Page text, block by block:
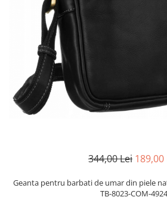
344,00 Lei 189,00
Geanta pentru barbati de umar din piele
TB-8023-COM-4924